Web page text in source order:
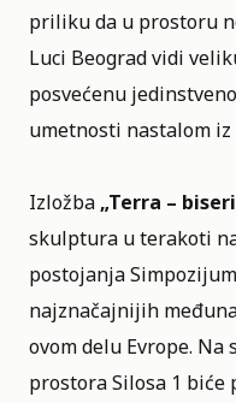
priliku da u prostoru
Luci Beograd vidi
posvećenu
umetnosti nastalom
Izložba „Terra –
skulptura u terakoti
postojanja
najznačajnijih
ovom delu Evrope.
prostora Silosa 1